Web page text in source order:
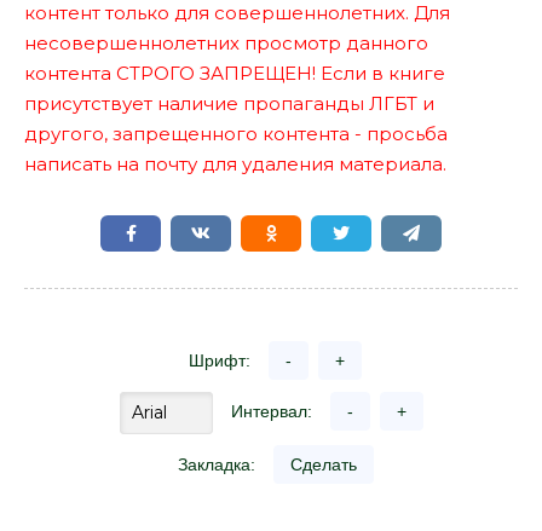
контент только для совершеннолетних. Для
несовершеннолетних просмотр данного
контента СТРОГО ЗАПРЕЩЕН! Если в книге
присутствует наличие пропаганды ЛГБТ и
другого, запрещенного контента - просьба
написать на почту для удаления материала.
Шрифт: - +
Интервал: - +
Закладка: Сделать